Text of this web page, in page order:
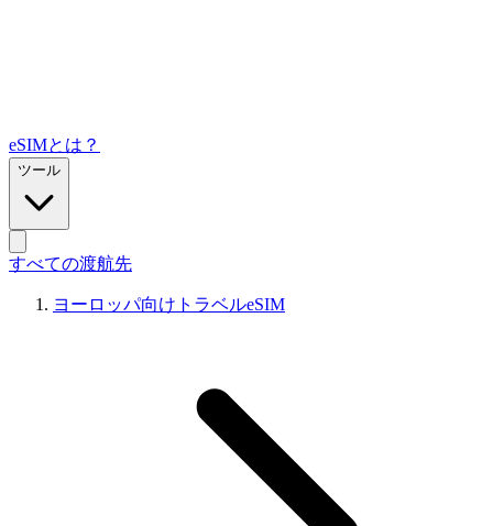
eSIMとは？
ツール
すべての渡航先
ヨーロッパ向けトラベルeSIM